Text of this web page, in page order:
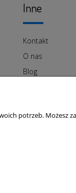
Inne
Kontakt
O nas
Blog
potrzeb. Możesz